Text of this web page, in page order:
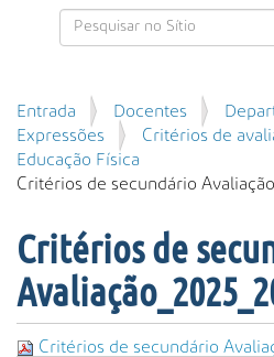
e
i
s
a
r
P
e
s
q
s
A
v
a
Entrada Docentes
Expressões
Critérios de
Educação Física
Critérios de secundário
Critérios de
Critérios de secundário